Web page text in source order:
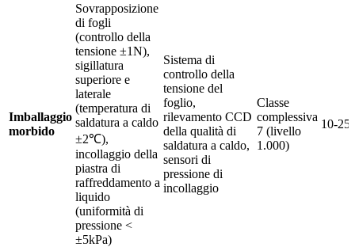
Imballaggio
morbido
Sovrapposizione
di fogli
(controllo della
tensione ±1N),
sigillatura
superiore e
laterale
(temperatura di
saldatura a caldo
±2℃),
incollaggio della
piastra di
raffreddamento a
liquido
(uniformità di
pressione <
±5kPa)
Sistema di
controllo della
tensione del
foglio,
rilevamento CCD
della qualità di
saldatura a caldo,
sensori di
pressione di
incollaggio
Classe
complessiva
7 (livello
1.000)
10-25